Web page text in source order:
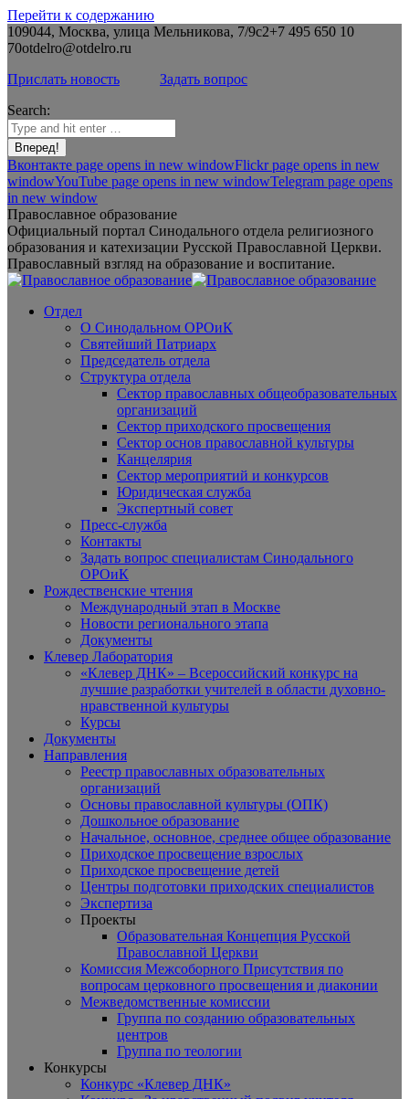
Перейти к содержанию
109044, Москва, улица Мельникова, 7/9с2+7 495 650 10
70otdelro@otdelro.ru
Прислать новость
Задать вопрос
Search:
Вконтакте page opens in new windowFlickr page opens in new
windowYouTube page opens in new windowTelegram page opens
in new window
Православное образование
Официальный портал Синодального отдела религиозного
образования и катехизации Русской Православной Церкви.
Православный взгляд на образование и воспитание.
Отдел
О Синодальном ОРОиК
Святейший Патриарх
Председатель отдела
Структура отдела
Сектор православных общеобразовательных
организаций
Сектор приходского просвещения
Сектор основ православной культуры
Канцелярия
Сектор мероприятий и конкурсов
Юридическая служба
Экспертный совет
Пресс-служба
Контакты
Задать вопрос специалистам Синодального
ОРОиК
Рождественские чтения
Международный этап в Москве
Новости регионального этапа
Документы
Клевер Лаборатория
«Клевер ДНК» – Всероссийский конкурс на
лучшие разработки учителей в области духовно-
нравственной культуры
Курсы
Документы
Направления
Реестр православных образовательных
организаций
Основы православной культуры (ОПК)
Дошкольное образование
Начальное, основное, среднее общее образование
Приходское просвещение взрослых
Приходское просвещение детей
Центры подготовки приходских специалистов
Экспертиза
Проекты
Образовательная Концепция Русской
Православной Церкви
Комиссия Межсоборного Присутствия по
вопросам церковного просвещения и диаконии
Межведомственные комиссии
Группа по созданию образовательных
центров
Группа по теологии
Конкурсы
Конкурс «Клевер ДНК»